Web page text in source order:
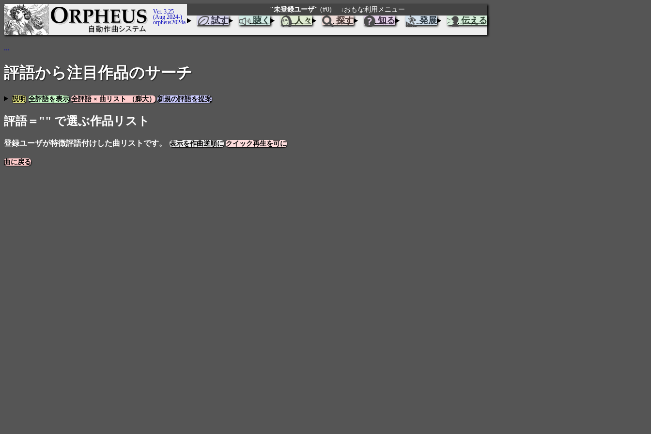
Ver. 3.25
(Aug 2024-)
orpheus2024a
"未登録ユーザ" (#0) ↓おもな利用メニュー
試す 聴く 人々 探す 知る 発展 伝える
...
評語から注目作品のサーチ
説明 全評語を表示 全評語 × 曲リスト （膨大） 新規の評語を提案
評語＝"" で選ぶ作品リスト
登録ユーザが特徴評語付けした曲リストです。 表示を作曲逆順に クイック再生を可に
曲に戻る